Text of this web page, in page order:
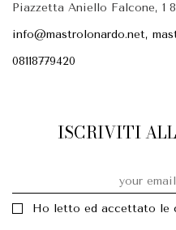
Piazzetta Aniello Falcone, 1
info@mastrolonardo.net,
08118779420
ISCRIVITI
Ho letto ed accettato le